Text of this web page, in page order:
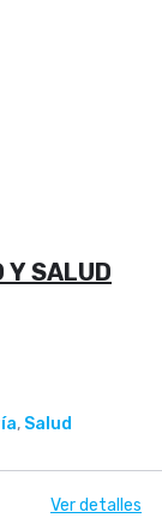
Y SALUD
, Salud
Ver detalles